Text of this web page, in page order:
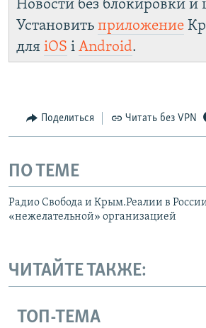
Новости без блокировки и
Установить приложение
для iOS і Android.
Поделиться Читать без VPN
ПО ТЕМЕ
Радио Свобода и Крым.Реалии в
«нежелательной» организацией
ЧИТАЙТЕ ТАКЖЕ:
ТОП-ТЕМА